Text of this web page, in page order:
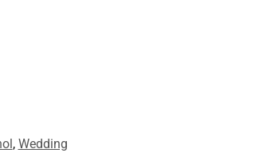
, Wedding